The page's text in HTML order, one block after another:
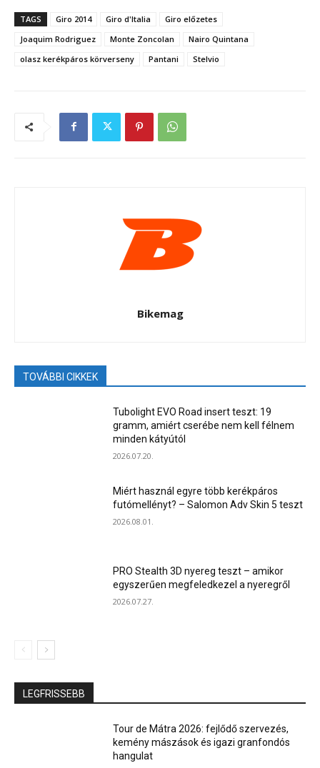
TAGS Giro 2014 Giro d'Italia
Giro előzetes
Joaquim Rodriguez
Monte Zoncolan
Nairo Quintana
olasz kerékpáros körverseny
Pantani Stelvio
Bikemag
TOVÁBBI CIKKEK
Tubolight EVO Road insert teszt: 19
gramm, amiért cserébe nem kell félnem
minden kátyútól
2026.07.20.
Miért használ egyre több kerékpáros
futómellényt? – Salomon Adv Skin 5 teszt
2026.08.01.
PRO Stealth 3D nyereg teszt – amikor
egyszerűen megfeledkezel a nyeregről
2026.07.27.
LEGFRISSEBB
Tour de Mátra 2026: fejlődő szervezés,
kemény mászások és igazi granfondós
hangulat